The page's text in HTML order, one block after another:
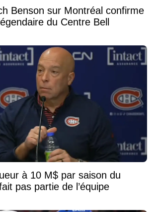
Benson sur Montréal confirme
du Centre Bell
à 10 M$ par saison du
pas partie de l’équipe